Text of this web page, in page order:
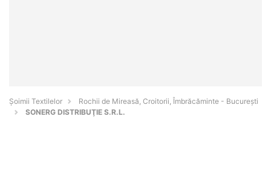
Șoimii Textilelor
Rochii de Mireasă, Croitorii, Îmbrăcăminte - Bucureşti
SONERG DISTRIBUŢIE S.R.L.